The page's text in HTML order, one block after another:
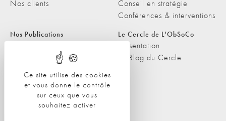
Ce site utilise des cookies
et vous donne le contrôle
sur ceux que vous
souhaitez activer
Nos clients
Conseil en stratégie
Conférences & interventions
Nos Publications
Les Podcasts de L'ObSoCo
L'ObSoCo dans les médias
Le Cercle de L'ObSoCo
Présentation
Le Blog du Cercle
Contacts
Nous contacter